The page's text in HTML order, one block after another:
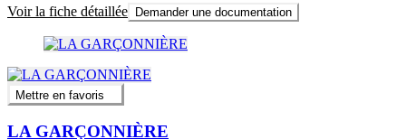
Voir la fiche détaillée Demander une documentation
Mettre en favoris
LA GARÇONNIÈRE